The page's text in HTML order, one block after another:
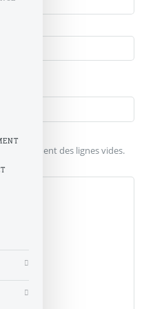
simplement des lignes vides.